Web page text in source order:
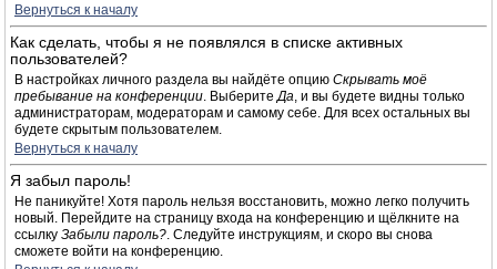
Вернуться к началу
Как сделать, чтобы я не появлялся в списке активных
пользователей?
В настройках личного раздела вы найдёте опцию Скрывать моё
пребывание на конференции. ВыберитеДа, и вы будете видны только
администраторам, модераторам и самому себе. Для всех остальных вы
будете скрытым пользователем.
Вернуться к началу
Я забыл пароль!
Не паникуйте! Хотя пароль нельзя восстановить, можно легко получить
новый. Перейдите на страницу входа на конференцию и щёлкните на
ссылку Забыли пароль?. Следуйте инструкциям, и скоро вы снова
сможете войти на конференцию.